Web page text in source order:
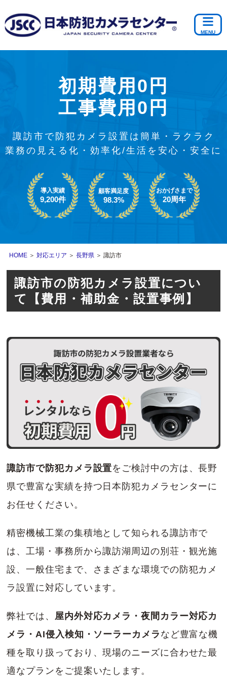
初期費用0円
工事費用0円
諏訪市で防犯カメラ設置は簡単・ラクラク
業務の見える化・効率化/生活を安心・安全に
導入実績
9,200件
顧客満足度
98.3%
おかげさまで
20周年
HOME ＞対応エリア ＞長野県 ＞ 諏訪市
諏訪市の防犯カメラ設置につい
て【費用・補助金・設置事例】
諏訪市で防犯カメラ設置をご検討中の方は、長野
県で豊富な実績を持つ日本防犯カメラセンターに
お任せください。
精密機械工業の集積地として知られる諏訪市で
は、工場・事務所から諏訪湖周辺の別荘・観光施
設、一般住宅まで、さまざまな環境での防犯カメ
ラ設置に対応しています。
弊社では、 屋内外対応カメラ・夜間カラー対応カ
メラ・AI侵入検知・ソーラーカメラ など豊富な機
種を取り扱っており、現場のニーズに合わせた最
適なプランをご提案いたします。